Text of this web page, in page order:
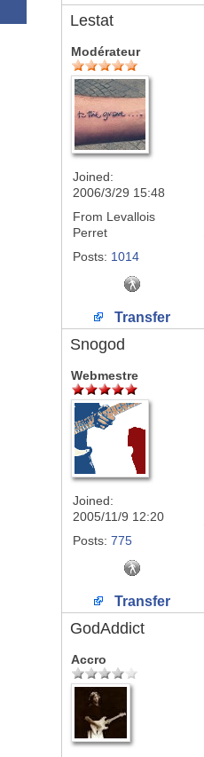
Lestat
Modérateur
Joined:
2006/3/29 15:48
From Levallois
Perret
Posts: 1014
Transfer
Snogod
Webmestre
Joined:
2005/11/9 12:20
Posts: 775
Transfer
GodAddict
Accro